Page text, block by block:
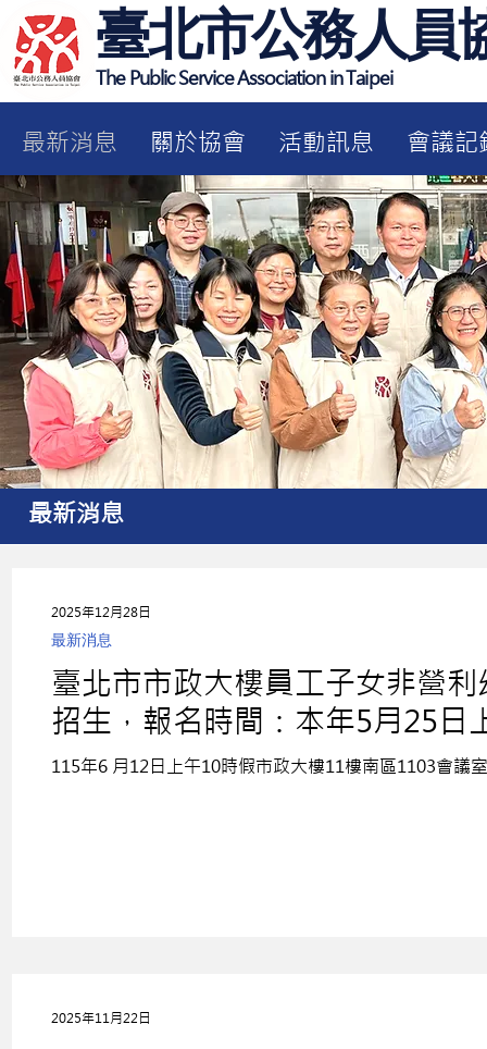
臺北市公務人員
The Public Service Association in Taipei
最新消息 關於協會 活動訊息 會議記
最新消息
臺北市市政大樓員工子女非營
招生，報名時間：本年5月25
止，詳臺北市政府人事處網站.
115年6 月12日上午10時假市政大樓11樓南區1103會議
最新消息
2025年12月28日
2025年11月22日